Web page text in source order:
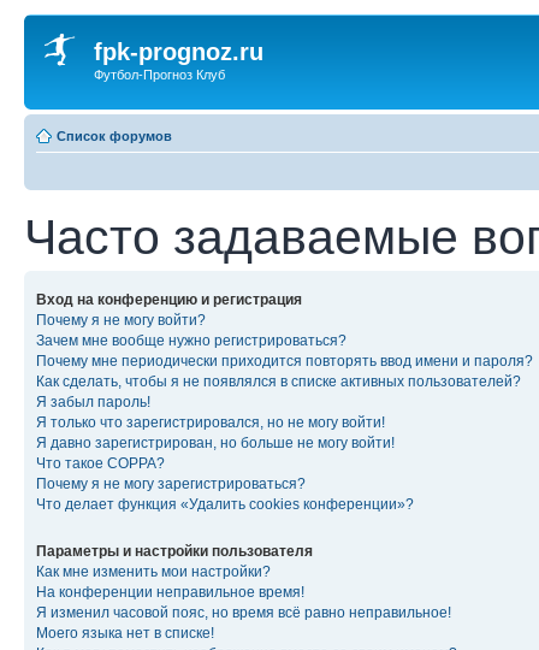
fpk-prognoz.ru
Футбол-Прогноз Клуб
Список форумов
Часто задаваемые
Вход на конференцию и регистрация
Почему я не могу войти?
Зачем мне вообще нужно регистрироваться?
Почему мне периодически приходится повторять ввод имени и пароля?
Как сделать, чтобы я не появлялся в списке активных пользователей?
Я забыл пароль!
Я только что зарегистрировался, но не могу войти!
Я давно зарегистрирован, но больше не могу войти!
Что такое COPPA?
Почему я не могу зарегистрироваться?
Что делает функция «Удалить cookies конференции»?
Параметры и настройки пользователя
Как мне изменить мои настройки?
На конференции неправильное время!
Я изменил часовой пояс, но время всё равно неправильное!
Моего языка нет в списке!